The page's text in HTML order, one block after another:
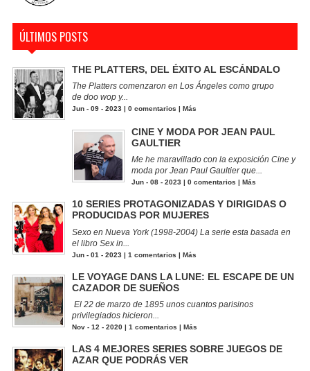
ÚLTIMOS POSTS
THE PLATTERS, DEL ÉXITO AL ESCÁNDALO
The Platters comenzaron en Los Ángeles como grupo
de doo wop y...
Jun - 09 - 2023 | 0 comentarios | Más
CINE Y MODA POR JEAN PAUL
GAULTIER
Me he maravillado con la exposición Cine y
moda por Jean Paul Gaultier que...
Jun - 08 - 2023 | 0 comentarios | Más
10 SERIES PROTAGONIZADAS Y DIRIGIDAS O
PRODUCIDAS POR MUJERES
Sexo en Nueva York (1998-2004) La serie esta basada en
el libro Sex in...
Jun - 01 - 2023 | 1 comentarios | Más
LE VOYAGE DANS LA LUNE: EL ESCAPE DE UN
CAZADOR DE SUEÑOS
El 22 de marzo de 1895 unos cuantos parisinos
privilegiados hicieron...
Nov - 12 - 2020 | 1 comentarios | Más
LAS 4 MEJORES SERIES SOBRE JUEGOS DE
AZAR QUE PODRÁS VER